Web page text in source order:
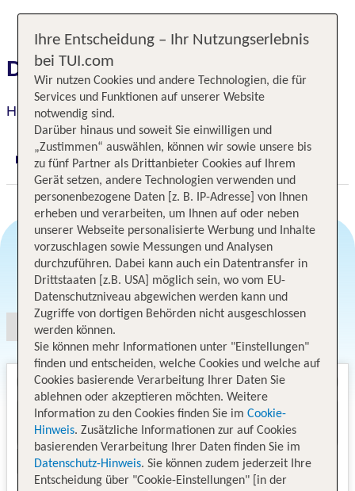
Das erwartet Sie
Hilton Garden Inn Monterey
Digitaler und telefonischer 24/7 TUI Service
Angebotsauswahl
Ihre Entscheidung – Ihr Nutzungserlebnis
bei TUI.com
Wir nutzen Cookies und andere Technologien, die für
Services und Funktionen auf unserer Website
notwendig sind.
Darüber hinaus und soweit Sie einwilligen und
„Zustimmen“ auswählen, können wir sowie unsere bis
zu fünf Partner als Drittanbieter Cookies auf Ihrem
Gerät setzen, andere Technologien verwenden und
personenbezogene Daten [z. B. IP-Adresse] von Ihnen
erheben und verarbeiten, um Ihnen auf oder neben
unserer Webseite personalisierte Werbung und Inhalte
vorzuschlagen sowie Messungen und Analysen
durchzuführen. Dabei kann auch ein Datentransfer in
Drittstaaten [z.B. USA] möglich sein, wo vom EU-
Datenschutzniveau abgewichen werden kann und
Zugriffe von dortigen Behörden nicht ausgeschlossen
werden können.
Sie können mehr Informationen unter "Einstellungen"
finden und entscheiden, welche Cookies und welche auf
Cookies basierende Verarbeitung Ihrer Daten Sie
ablehnen oder akzeptieren möchten. Weitere
Information zu den Cookies finden Sie im Cookie-
Hinweis. Zusätzliche Informationen zur auf Cookies
basierenden Verarbeitung Ihrer Daten finden Sie im
Datenschutz-Hinweis. Sie können zudem jederzeit Ihre
Entscheidung über "Cookie-Einstellungen" [in der